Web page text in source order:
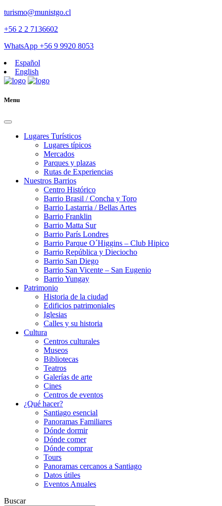
turismo@munistgo.cl
+56 2 2 7136602
WhatsApp +56 9 9920 8053
Español
English
Menu
Lugares Turísticos
Lugares tí­picos
Mercados
Parques y plazas
Rutas de Experiencias
Nuestros Barrios
Centro Histórico
Barrio Brasil / Concha y Toro
Barrio Lastarria / Bellas Artes
Barrio Franklin
Barrio Matta Sur
Barrio Parí­s Londres
Barrio Parque O´Higgins – Club Hipico
Barrio República y Dieciocho
Barrio San Diego
Barrio San Vicente – San Eugenio
Barrio Yungay
Patrimonio
Historia de la ciudad
Edificios patrimoniales
Iglesias
Calles y su historia
Cultura
Centros culturales
Museos
Bibliotecas
Teatros
Galerí­as de arte
Cines
Centros de eventos
¿Qué hacer?
Santiago esencial
Panoramas Familiares
Dónde dormir
Dónde comer
Dónde comprar
Tours
Panoramas cercanos a Santiago
Datos útiles
Eventos Anuales
Buscar